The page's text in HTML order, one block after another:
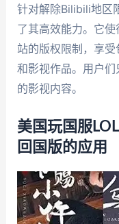
针对解除Bilibili地区
了其高效能力。它
站的版权限制，享
和影视作品。用户
的影视内容。
美国玩国服
回国版的应用